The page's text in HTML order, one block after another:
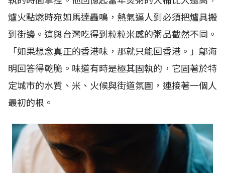
爐火點燃時宛如馬達轟鳴，熱氣逼人到必須把爐具搬
到街邊。這與台灣吃得到粒粒米感的粥品截然不同。
「如果想念真正的香港味，那就只能回香港。」鄔海
明回答得乾脆。味道有時是極其固執的，它固著於特
定城市的水質、米、火候與街道氛圍，連接著一個人
最初的根。